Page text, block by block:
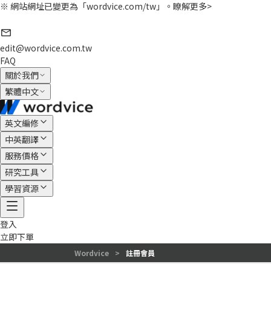
※ 網站網址已變更為「wordvice.com/tw」。 瞭解更多>
edit@wordvice.com.tw
FAQ
關於我們
繁體中文
英文編修
中英翻譯
服務價格
研究工具
學習資源
登入
立即下單
Wordvice > 註冊會員